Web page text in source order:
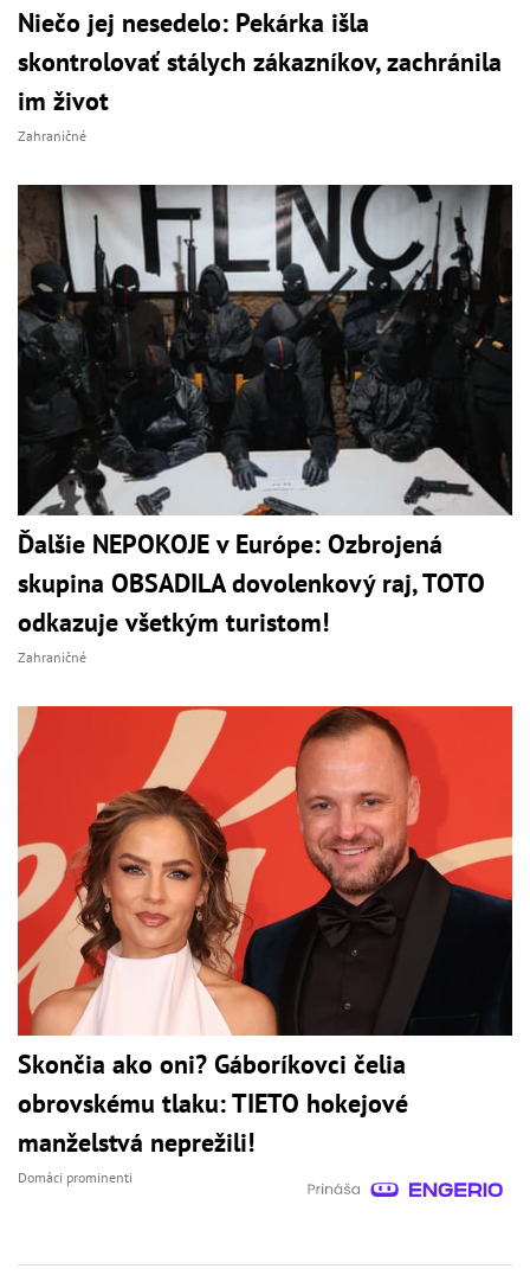
Niečo jej nesedelo: Pekárka išla
skontrolovať stálych zákazníkov, zachránila
im život
Zahraničné
Ďalšie NEPOKOJE v Európe: Ozbrojená
skupina OBSADILA dovolenkový raj, TOTO
odkazuje všetkým turistom!
Zahraničné
Skončia ako oni? Gáboríkovci čelia
obrovskému tlaku: TIETO hokejové
manželstvá neprežili!
Domáci prominenti